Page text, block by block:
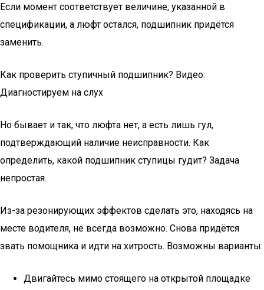
Если момент соответствует величине, указанной в
спецификации, а люфт остался, подшипник придётся
заменить.
Как проверить ступичный подшипник? Видео:
Диагностируем на слух
Но бывает и так, что люфта нет, а есть лишь гул,
подтверждающий наличие неисправности. Как
определить, какой подшипник ступицы гудит? Задача
непростая.
Из-за резонирующих эффектов сделать это, находясь на
месте водителя, не всегда возможно. Снова придётся
звать помощника и идти на хитрость. Возможны варианты:
Двигайтесь мимо стоящего на открытой площадке